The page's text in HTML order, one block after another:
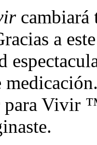
cambiará
a
para Vivir